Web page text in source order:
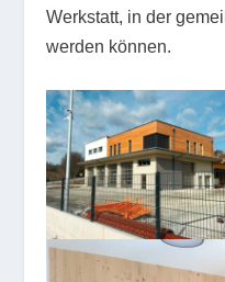
Werkstatt, in der
werden können.